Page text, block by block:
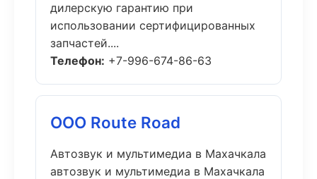
дилерскую гарантию при
использовании сертифицированных
запчастей....
Телефон: +7-996-674-86-63
ООО Route Road
Автозвук и мультимедиа в Махачкала
автозвук и мультимедиа в Махачкала